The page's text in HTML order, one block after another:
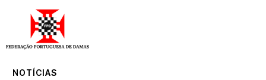
NOTÍCIAS